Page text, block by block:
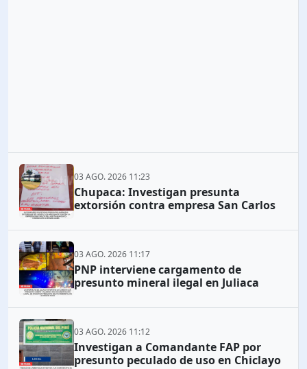
03 AGO. 2026 11:23
Chupaca: Investigan presunta
extorsión contra empresa San Carlos
03 AGO. 2026 11:17
PNP interviene cargamento de
presunto mineral ilegal en Juliaca
03 AGO. 2026 11:12
Investigan a Comandante FAP por
presunto peculado de uso en Chiclayo